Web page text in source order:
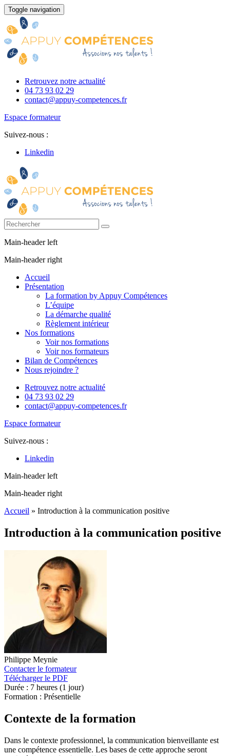
Toggle navigation
Retrouvez notre actualité
04 73 93 02 29
contact@appuy-competences.fr
Espace formateur
Suivez-nous :
Linkedin
Main-header left
Main-header right
Accueil
Présentation
La formation by Appuy Compétences
L’équipe
La démarche qualité
Règlement intérieur
Nos formations
Voir nos formations
Voir nos formateurs
Bilan de Compétences
Nous rejoindre ?
Retrouvez notre actualité
04 73 93 02 29
contact@appuy-competences.fr
Espace formateur
Suivez-nous :
Linkedin
Main-header left
Main-header right
Accueil » Introduction à la communication positive
Introduction à la communication positive
Philippe Meynie
Contacter le formateur
Télécharger le PDF
Durée : 7 heures (1 jour)
Formation : Présentielle
Contexte de la formation
Dans le contexte professionnel, la communication bienveillante est
une compétence essentielle. Les bases de cette approche seront